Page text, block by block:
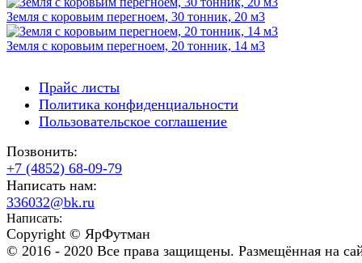
Земля с коровьим перегноем, 30 тонник, 20 м3
Земля с коровьим перегноем, 20 тонник, 14 м3
Прайс листы
Политика конфиденциальности
Пользовательское соглашение
Позвонить:
+7 (4852) 68-09-79
Написать нам:
336032@bk.ru
Написать:
Copyright © ЯрФутман
© 2016 - 2020 Все права защищены. Размещённая на